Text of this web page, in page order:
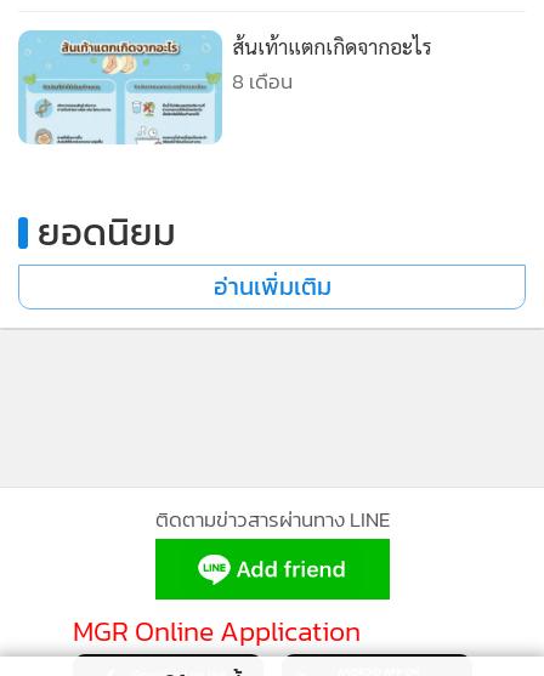
ส้นเท้าแตกเกิดจากอะไร
8 เดือน
ยอดนิยม
อ่านเพิ่มเติม
ติดตามข่าวสารผ่านทาง LINE
MGR Online Application